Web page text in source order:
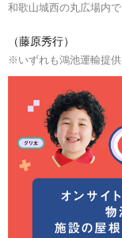
和歌山城西の丸広場内
（藤原秀行）
※いずれも鴻池運輸提供